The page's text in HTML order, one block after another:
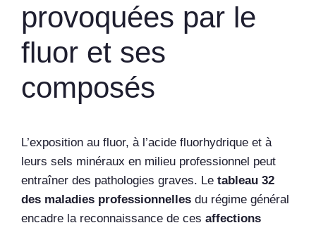
provoquées par le
fluor et ses
composés
L’exposition au fluor, à l’acide fluorhydrique et à
leurs sels minéraux en milieu professionnel peut
entraîner des pathologies graves. Le tableau 32
des maladies professionnelles du régime général
encadre la reconnaissance de ces affections